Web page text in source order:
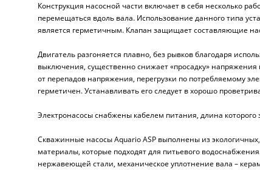
Конструкция насосной части включает в себя несколько
перемещаться вдоль вала. Использование данного типа
является герметичным. Клапан защищает составляющие
Двигатель разгоняется плавно, без рывков благодаря
выключения, существенно снижает «просадку» напряжения
от перепадов напряжения, перегрузки по потребляемому
герметичен. Устанавливать его следует в хорошо
Электронасосы снабжены кабелем питания, длина
Скважинные насосы Aquario ASP выполнены из
материалы, которые подходят для питьевого
нержавеющей стали, механическое уплотнение вала –